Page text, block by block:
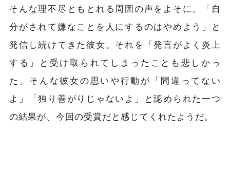
そんな理不尽ともとれる周囲の声をよそに、「自
分がされて嫌なことを人にするのはやめよう」と
発信し続けてきた彼女。それを「発言がよく炎上
する」と受け取られてしまったことも悲しかっ
た。そんな彼女の思いや行動が「間違ってない
よ」「独り善がりじゃないよ」と認められた一つ
の結果が、今回の受賞だと感じてくれたようだ。